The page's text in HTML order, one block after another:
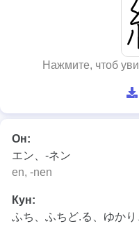
Нажмите, чтоб
Он:
エン、-ネン
en, -nen
Кун:
ふち、ふちど.る、ゆか